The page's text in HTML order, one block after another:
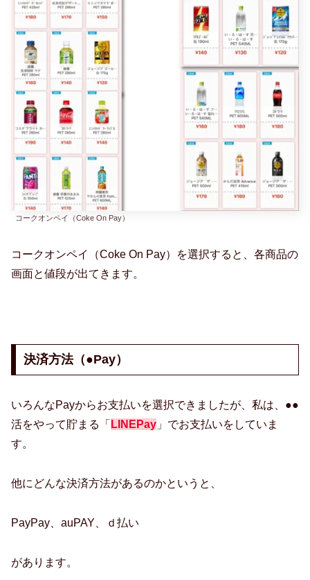
コークオンペイ（Coke On Pay）
コークオンペイ（Coke On Pay）を選択すると、各商品の
画面と値段が出てきます。
決済方法（●Pay）
いろんなPayからお支払いを選択できましたが、私は、●●
活をやって貯まる「 LINEPay 」でお支払いをしていま
す。
他にどんな決済方法があるのかというと、
PayPay、auPAY、ｄ払い
があります。